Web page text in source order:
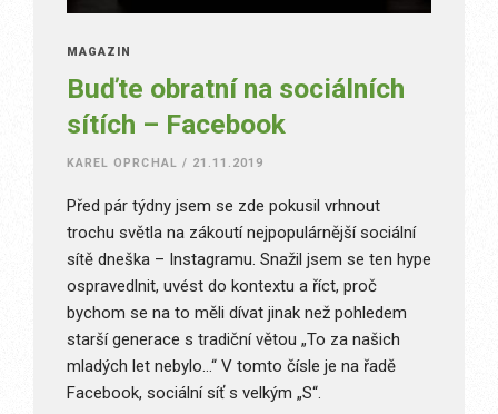
MAGAZÍN
Buďte obratní na sociálních
sítích – Facebook
KAREL OPRCHAL / 21.11.2019
Před pár týdny jsem se zde pokusil vrhnout
trochu světla na zákoutí nejpopulárnější sociální
sítě dneška – Instagramu. Snažil jsem se ten hype
ospravedlnit, uvést do kontextu a říct, proč
bychom se na to měli dívat jinak než pohledem
starší generace s tradiční větou „To za našich
mladých let nebylo…“ V tomto čísle je na řadě
Facebook, sociální síť s velkým „S“.